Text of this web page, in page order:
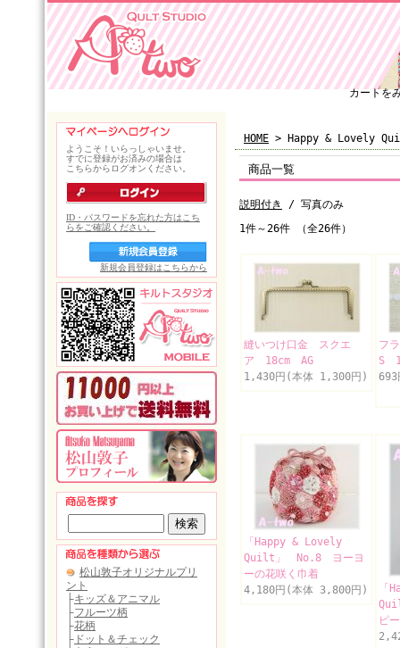
カートを
HOME > Happy & Lovely
商品一覧
説明付き
/ 写真のみ
1件～26件 （全26件）
縫いつけ口金 スクエ
ア 18cm AG
1,430円(本体 1,300円)
フ
S
「Happy & Lovely
Quilt」 No.8 ヨーヨ
ーの花咲く巾着
4,180円(本体 3,800円)
「
ピ